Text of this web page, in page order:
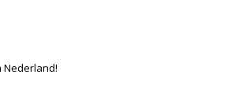
Nederland!